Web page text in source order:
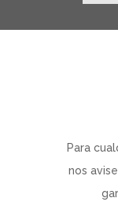
Para
nos